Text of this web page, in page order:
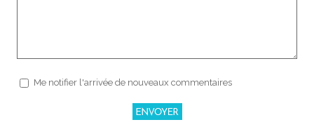
Me notifier l'arrivée de nouveaux commentaires